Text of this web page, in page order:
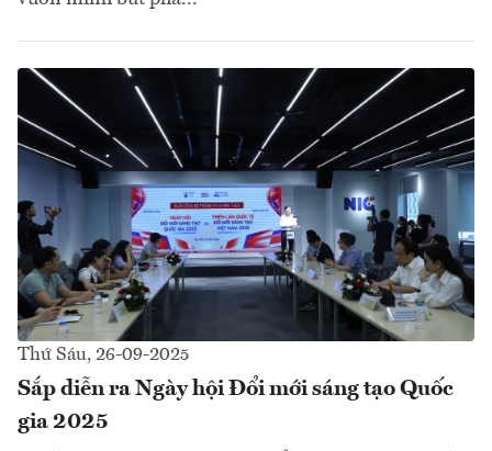
Thứ Sáu, 26-09-2025
Sắp diễn ra Ngày hội Đổi mới sáng tạo Quốc
gia 2025